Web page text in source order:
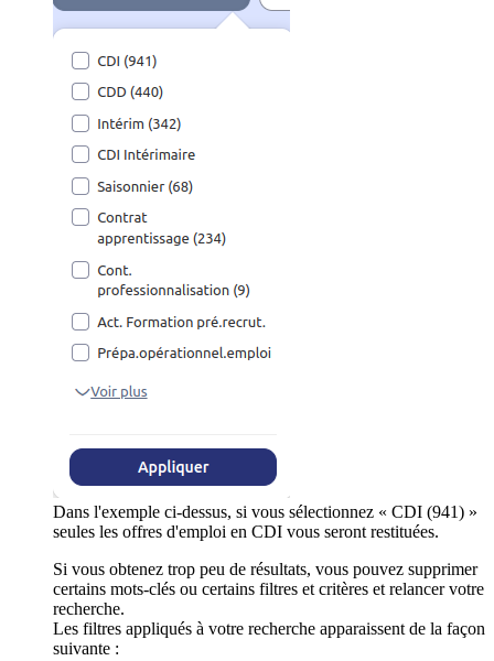
Dans l'exemple ci-dessus, si vous sélectionnez « CDI (941) »
seules les offres d'emploi en CDI vous seront restituées.
Si vous obtenez trop peu de résultats, vous pouvez supprimer
certains mots-clés ou certains filtres et critères et relancer votre
recherche.
Les filtres appliqués à votre recherche apparaissent de la façon
suivante :